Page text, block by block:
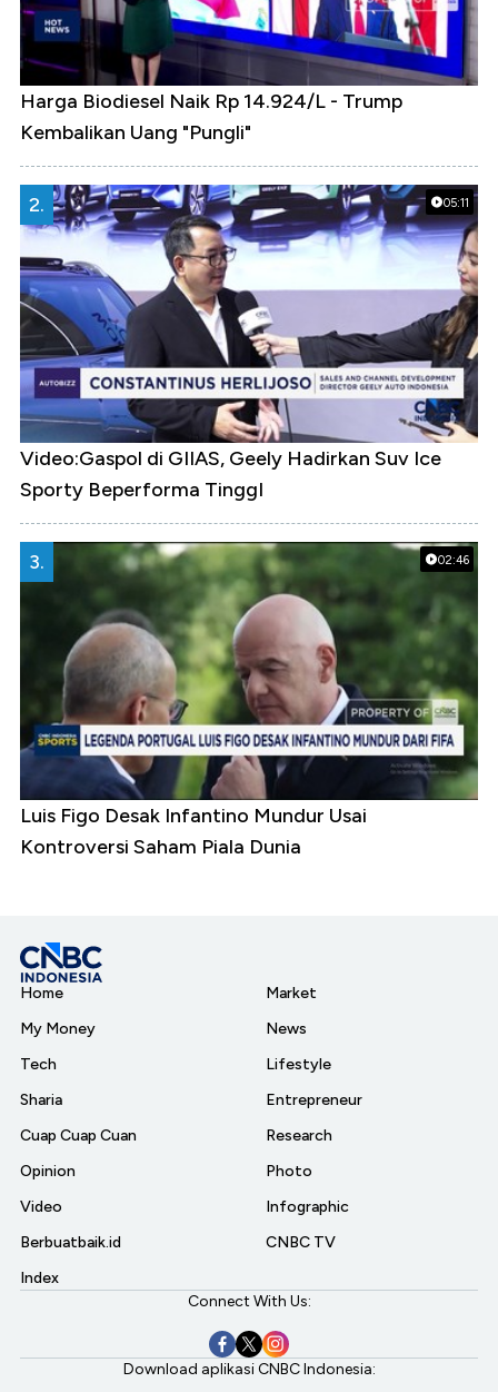
Harga Biodiesel Naik Rp 14.924/L - Trump
Kembalikan Uang "Pungli"
05:11
2.
Video:Gaspol di GIIAS, Geely Hadirkan Suv Ice
Sporty Beperforma TinggI
02:46
3.
Luis Figo Desak Infantino Mundur Usai
Kontroversi Saham Piala Dunia
Home
My Money
Tech
Sharia
Cuap Cuap Cuan
Opinion
Video
Berbuatbaik.id
Index
Market
News
Lifestyle
Entrepreneur
Research
Photo
Infographic
CNBC TV
Connect With Us:
Download aplikasi CNBC Indonesia: